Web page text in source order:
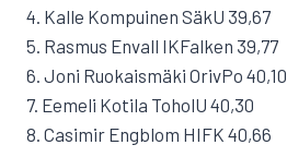
4. Kalle Kompuinen SäkU 39,67
5. Rasmus Envall IKFalken 39,77
6. Joni Ruokaismäki OrivPo 40,10
7. Eemeli Kotila ToholU 40,30
8. Casimir Engblom HIFK 40,66